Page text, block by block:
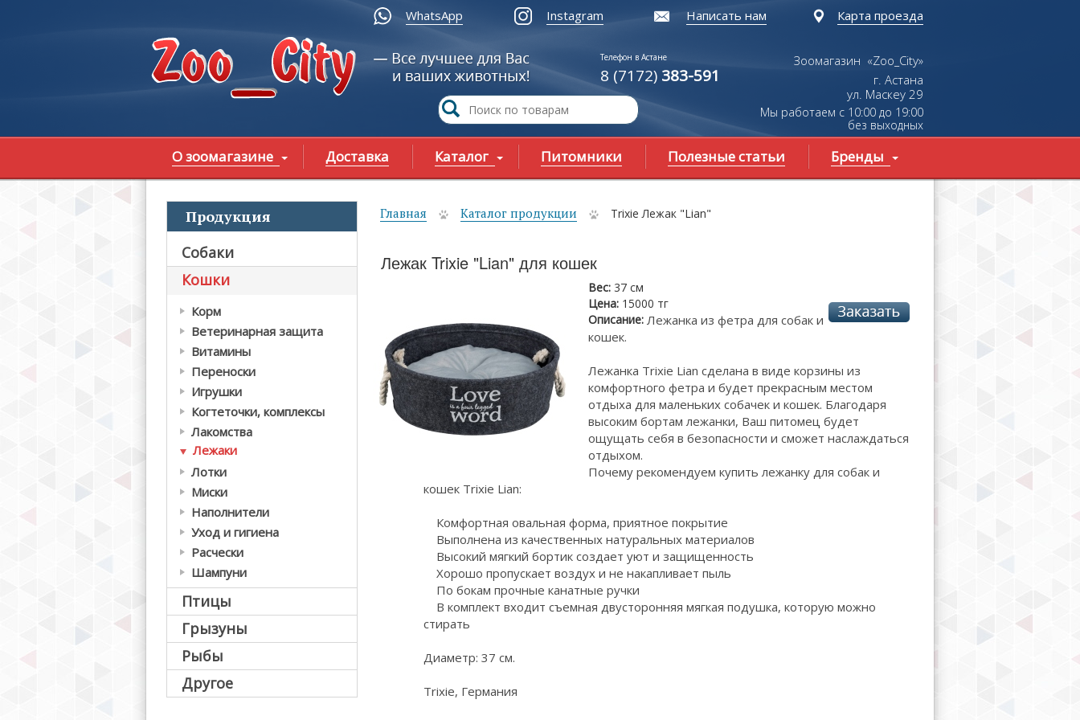
WhatsApp Instagram Написать нам Карта проезда
Телефон в Астане
8 (7172) 383-591
Зоомагазин «Zoo_City»
г. Астана
ул. Маскеу29
Мы работаем с 10:00 до 19:00
без выходных
О зоомагазине Доставка Каталог Питомники Полезные статьи Бренды
Продукция
Собаки
Кошки
Корм
Ветеринарная защита
Витамины
Переноски
Игрушки
Когтеточки, комплексы
Лакомства
Лежаки
Лотки
Миски
Наполнители
Уход и гигиена
Расчески
Шампуни
Птицы
Грызуны
Рыбы
Другое
Вы здесь
Главная Каталог продукции Trixie Лежак "Lian"
Лежак Trixie "Lian" для кошек
Вес: 37 см
Цена: 15000 тг
Описание: Лежанка из фетра для собак и
кошек.
Лежанка Trixie Lian сделана в виде корзины из
комфортного фетра и будет прекрасным местом
отдыха для маленьких собачек и кошек. Благодаря
высоким бортам лежанки, Ваш питомец будет
ощущать себя в безопасности и сможет наслаждаться
отдыхом.
Почему рекомендуем купить лежанку для собак и
кошек Trixie Lian:
Комфортная овальная форма, приятное покрытие
Выполнена из качественных натуральных материалов
Высокий мягкий бортик создает уют и защищенность
Хорошо пропускает воздух и не накапливает пыль
По бокам прочные канатные ручки
В комплект входит съемная двусторонняя мягкая подушка, которую можно
стирать
Диаметр: 37 см.
Trixie, Германия